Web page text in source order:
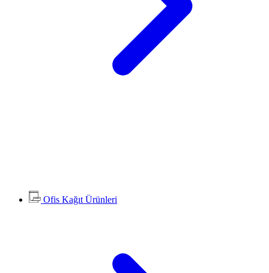
Ofis Kağıt Ürünleri